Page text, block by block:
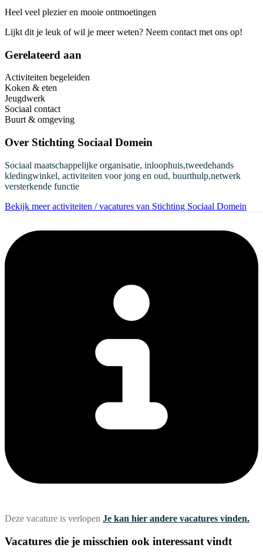
Heel veel plezier en mooie ontmoetingen
Lijkt dit je leuk of wil je meer weten? Neem contact met ons op!
Gerelateerd aan
Activiteiten begeleiden
Koken & eten
Jeugdwerk
Sociaal contact
Buurt & omgeving
Over Stichting Sociaal Domein
Sociaal maatschappelijke organisatie, inloophuis,tweedehands
kledingwinkel, activiteiten voor jong en oud, buurthulp,netwerk
versterkende functie
Bekijk meer activiteiten / vacatures van Stichting Sociaal Domein
Deze vacature is verlopen Je kan hier andere vacatures vinden.
Vacatures die je misschien ook interessant vindt